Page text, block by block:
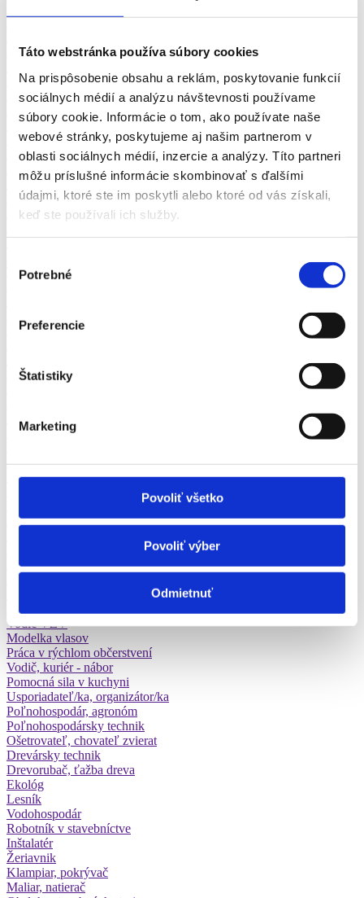
Táto webstránka používa súbory cookies
Na prispôsobenie obsahu a reklám, poskytovanie funkcií
sociálnych médií a analýzu návštevnosti používame
súbory cookie. Informácie o tom, ako používate naše
webové stránky, poskytujeme aj našim partnerom v
oblasti sociálnych médií, inzercie a analýzy. Títo partneri
môžu príslušné informácie skombinovať s ďalšími
údajmi, ktoré ste im poskytli alebo ktoré od vás získali,
keď ste používali ich služby.
súhlasu
Potrebné
Preferencie
Štatistiky
Marketing
Povoliť všetko
Povoliť výber
Odmietnuť
Predajca áut
Ostatné - automobilový priemysel
Odborný pracovník, asistent
Ekonomický, finančný manažér
Majster, pracovník
Krupiér
Ostatné
Domovník, správca objektu
Au-pair
Remeselník
Hodinár
Pracovník výskumu a vývoja
Krajčír, krajčírka
Tlačiar
Sprievodca, revízor v doprave
Kontrolór kvality
Vrtač
Ostatné
Ostatné
Ostatné
Pracovník v potravinárstve
Manažér v automobilovom priem.
Manažér v chemickom priem.
Manažér v potravinárstve
Robotník, pomocný pracovník
Vodič VZV
Modelka vlasov
Práca v rýchlom občerstvení
Vodič, kuriér - nábor
Pomocná sila v kuchyni
Usporiadateľ/ka, organizátor/ka
Poľnohospodár, agronóm
Poľnohospodársky technik
Ošetrovateľ, chovateľ zvierat
Drevársky technik
Drevorubač, ťažba dreva
Ekológ
Lesník
Vodohospodár
Robotník v stavebníctve
Inštalatér
Žeriavnik
Klampiar, pokrývač
Maliar, natierač